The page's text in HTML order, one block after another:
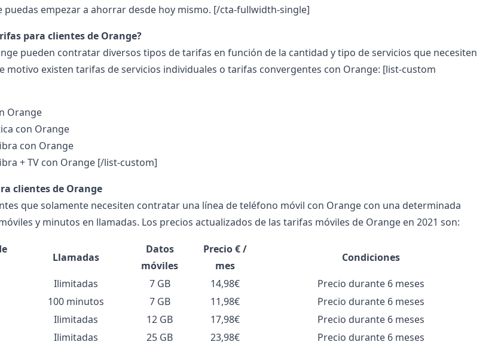
puedas empezar a ahorrar desde hoy mismo. [/cta-fullwidth-single]
para clientes de Orange?
pueden contratar diversos tipos de tarifas en función de la cantidad y tipo de servicios que necesiten
motivo existen tarifas de servicios individuales o tarifas convergentes con Orange: [list-custom
Orange
con Orange
con Orange
+ TV con Orange [/list-custom]
clientes de Orange
que solamente necesiten contratar una línea de teléfono móvil con Orange con una determinada
y minutos en llamadas. Los precios actualizados de las tarifas móviles de Orange en 2021 son:
Llamadas
Datos
móviles
Precio € /
mes
Condiciones
Ilimitadas 7 GB 14,98€
Precio durante 6 meses
100 minutos 7 GB 11,98€
Precio durante 6 meses
Ilimitadas 12 GB 17,98€
Precio durante 6 meses
Ilimitadas 25 GB 23,98€
Precio durante 6 meses